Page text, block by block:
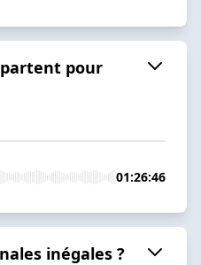
pour
01:26:46
inégales ?